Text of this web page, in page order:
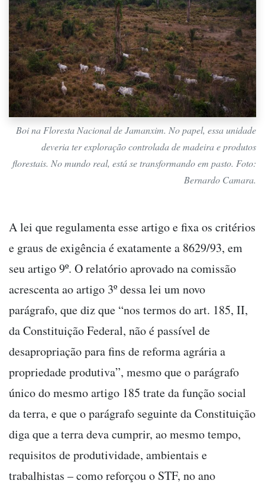
Boi na Floresta Nacional de Jamanxim. No papel, essa unidade
deveria ter exploração controlada de madeira e produtos
florestais. No mundo real, está se transformando em pasto. Foto:
Bernardo Camara.
A lei que regulamenta esse artigo e fixa os critérios
e graus de exigência é exatamente a 8629/93, em
seu artigo 9º. O relatório aprovado na comissão
acrescenta ao artigo 3º dessa lei um novo
parágrafo, que diz que “nos termos do art. 185, II,
da Constituição Federal, não é passível de
desapropriação para fins de reforma agrária a
propriedade produtiva”, mesmo que o parágrafo
único do mesmo artigo 185 trate da função social
da terra, e que o parágrafo seguinte da Constituição
diga que a terra deva cumprir, ao mesmo tempo,
requisitos de produtividade, ambientais e
trabalhistas – como reforçou o STF, no ano